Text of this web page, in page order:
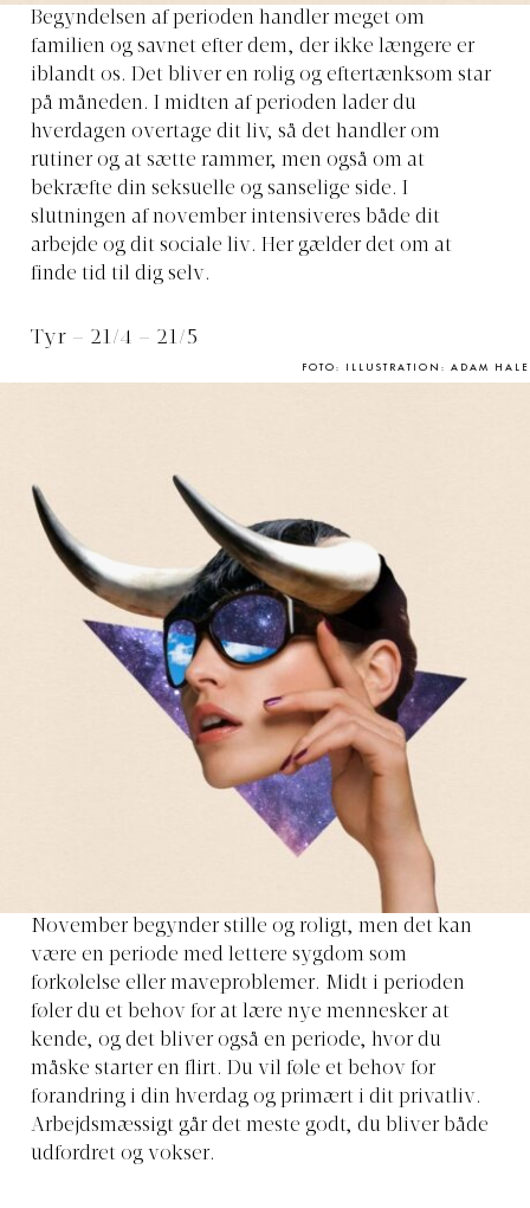
Begyndelsen af perioden handler meget om
familien og savnet efter dem, der ikke længere er
iblandt os. Det bliver en rolig og eftertænksom star
på måneden. I midten af perioden lader du
hverdagen overtage dit liv, så det handler om
rutiner og at sætte rammer, men også om at
bekræfte din seksuelle og sanselige side. I
slutningen af ​​november intensiveres både dit
arbejde og dit sociale liv. Her gælder det om at
finde tid til dig selv.
Tyr – 21/4 – 21/5
FOTO: ILLUSTRATION: ADAM HALE
November begynder stille og roligt, men det kan
være en periode med lettere sygdom som
forkølelse eller maveproblemer. Midt i perioden
føler du et behov for at lære nye mennesker at
kende, og det bliver også en periode, hvor du
måske starter en flirt. Du vil føle et behov for
forandring i din hverdag og primært i dit privatliv.
Arbejdsmæssigt går det meste godt, du bliver både
udfordret og vokser.